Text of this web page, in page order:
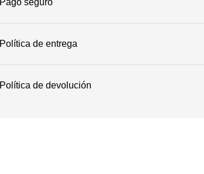
Pago seguro
Política de entrega
Política de devolución